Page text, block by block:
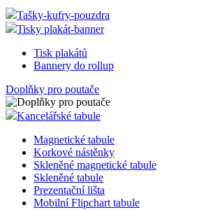
Ostatní náhradní díly
Doplňky pro tabule
Popisovací panely
Ostatní doplňky
Popisovače
Tašky-kufry-pouzdra
Tisky plakát-banner
Tisk plakátů
Bannery do rollup
Doplňky pro poutače